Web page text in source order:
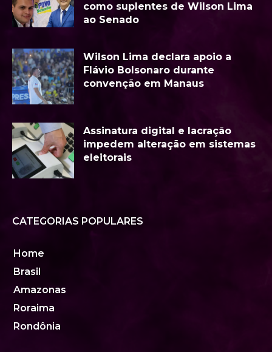
como suplentes de Wilson Lima
ao Senado
Wilson Lima declara apoio a
Flávio Bolsonaro durante
convenção em Manaus
Assinatura digital e lacração
impedem alteração em sistemas
eleitorais
CATEGORIAS POPULARES
Home
Brasil
Amazonas
Roraima
Rondônia